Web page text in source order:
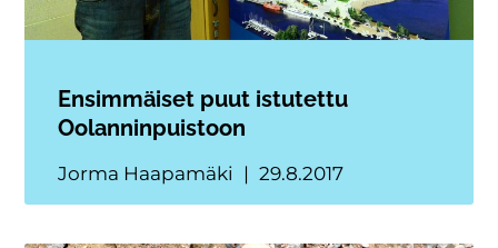
Ensimmäiset puut istutettu
Oolanninpuistoon
Jorma Haapamäki 29.8.2017